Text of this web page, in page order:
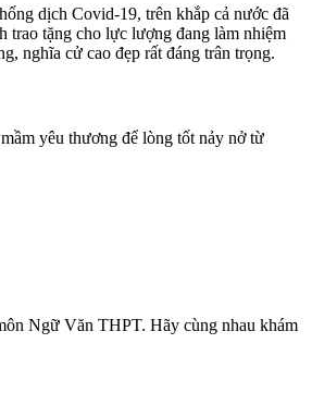
dịch Covid-19, trên khắp cả nước đã
trao tặng cho lực lượng đang làm nhiệm
nghĩa cử cao đẹp rất đáng trân trọng.
yêu thương để lòng tốt nảy nở từ
Ngữ Văn THPT. Hãy cùng nhau khám